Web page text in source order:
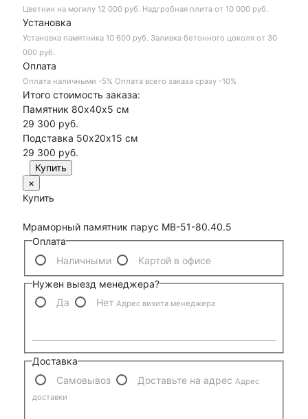
Цветник на могилу 12 000 руб. Надгробная плита от 10 000 руб.
Установка
Установка памятника 10 600 руб. Заливка бетонного цоколя от 30
000 руб.
Оплата
Оплата наличными -5% Оплата всего заказа сразу -10%
Итого стоимость заказа:
Памятник 80х40х5 см
29 300 руб.
Подставка 50х20х15 см
29 300 руб.
×
Купить
Мраморный памятник парус МВ-51-80.40.5
Оплата
Наличными
Картой в офисе
Нужен выезд менеджера?
Да
Нет Адрес визита менеджера
Доставка
Самовывоз
Доставьте на адрес Адрес
доставки